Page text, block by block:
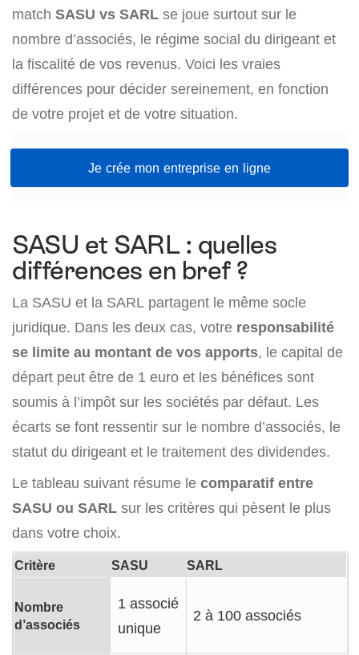
match SASU vs SARL se joue surtout sur le
nombre d’associés, le régime social du dirigeant et
la fiscalité de vos revenus. Voici les vraies
différences pour décider sereinement, en fonction
de votre projet et de votre situation.
Je crée mon entreprise en ligne
SASU et SARL : quelles
différences en bref ?
La SASU et la SARL partagent le même socle
juridique. Dans les deux cas, votre responsabilité
se limite au montant de vos apports, le capital de
départ peut être de 1 euro et les bénéfices sont
soumis à l’impôt sur les sociétés par défaut. Les
écarts se font ressentir sur le nombre d’associés, le
statut du dirigeant et le traitement des dividendes.
Le tableau suivant résume le comparatif entre
SASU ou SARL sur les critères qui pèsent le plus
dans votre choix.
Critère SASU SARL
Nombre
d’associés
1 associé
unique
2 à 100 associés